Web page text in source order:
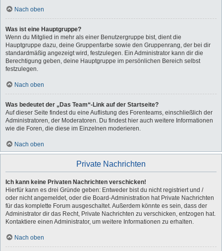
Nach oben
Was ist eine Hauptgruppe?
Wenn du Mitglied in mehr als einer Benutzergruppe bist, dient die
Hauptgruppe dazu, deine Gruppenfarbe sowie den Gruppenrang, der bei dir
standardmäßig angezeigt wird, festzulegen. Ein Administrator kann dir die
Berechtigung geben, deine Hauptgruppe im persönlichen Bereich selbst
festzulegen.
Nach oben
Was bedeutet der „Das Team“-Link auf der Startseite?
Auf dieser Seite findest du eine Auflistung des Forenteams, einschließlich der
Administratoren, der Moderatoren. Du findest hier auch weitere Informationen
wie die Foren, die diese im Einzelnen moderieren.
Nach oben
Private Nachrichten
Ich kann keine Privaten Nachrichten verschicken!
Hierfür kann es drei Gründe geben: Entweder bist du nicht registriert und /
oder nicht angemeldet, oder die Board-Administration hat Private Nachrichten
für das komplette Forum ausgeschaltet. Außerdem könnte es sein, dass der
Administrator dir das Recht, Private Nachrichten zu verschicken, entzogen hat.
Kontaktiere einen Administrator, um weitere Informationen zu erhalten.
Nach oben